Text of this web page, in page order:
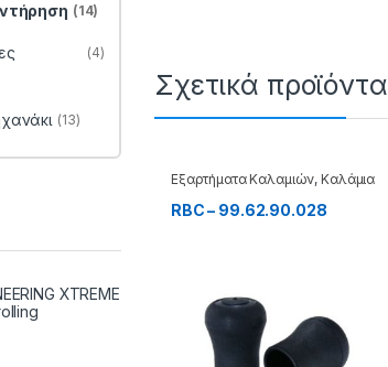
Σχετικά προϊόντα
Εξαρτήματα Καλαμιών,Καλάμια
RBC – 99.62.90.028
(14)
(4)
(13)
XTREME